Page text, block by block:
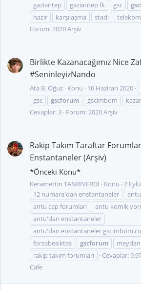
gaziantep
gaziantep fk gsc
hazır
karşılaşma stadı telekom
Forum: 2020 Arşiv
Birlikte Kazanacağımız Nice
#SeninleyizNando
Ata B. Oğuz Konu 16 Haziran 2020
gsc
gscforum gscimbom
Cevaplar: 3 Forum: 2020 Arşiv
Rakip Takım Taraftar
Enstantaneler (Arşiv)
*Önceki Konu*
Keramettin TANRIVERDİ Konu 2
12 numara'dan enstantaneler
antu cep forumlari
antu komik
antu'dan enstantaneler
antu'dan enstantaneler
forzabesiktas
gscforum
rakip takım forumları
Cevaplar:
Cafe